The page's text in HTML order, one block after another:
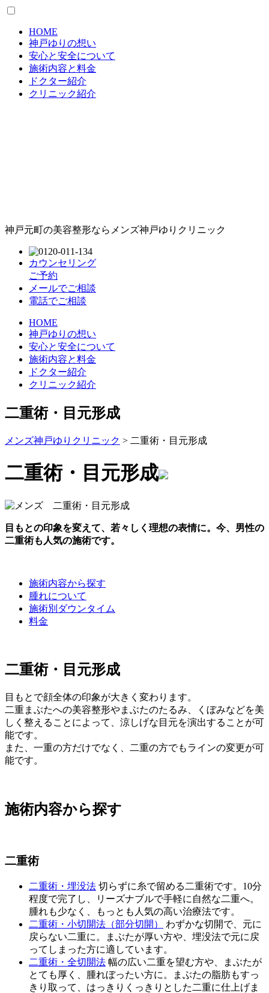
HOME
神戸ゆりの想い
安心と安全について
施術内容と料金
ドクター紹介
クリニック紹介
神戸元町の美容整形ならメンズ神戸ゆりクリニック
カウンセリング
ご予約
メールでご相談
電話でご相談
HOME
神戸ゆりの想い
安心と安全について
施術内容と料金
ドクター紹介
クリニック紹介
二重術・目元形成
メンズ神戸ゆりクリニック > 二重術・目元形成
二重術・目元形成
目もとの印象を変えて、若々しく理想の表情に。今、男性の
二重術も人気の施術です。
施術内容から探す
腫れについて
施術別ダウンタイム
料金
二重術・目元形成
目もとで顔全体の印象が大きく変わります。
二重まぶたへの美容整形やまぶたのたるみ、くぼみなどを美
しく整えることによって、涼しげな目元を演出することが可
能です。
また、一重の方だけでなく、二重の方でもラインの変更が可
能です。
施術内容から探す
二重術
二重術・埋没法 切らずに糸で留める二重術です。10分
程度で完了し、リーズナブルで手軽に自然な二重へ。
腫れも少なく、もっとも人気の高い治療法です。
二重術・小切開法（部分切開）
わずかな切開で、元に
戻らない二重に。まぶたが厚い方や、埋没法で元に戻
ってしまった方に適しています。
二重術・全切開法 幅の広い二重を望む方や、まぶたが
とても厚く、腫れぼったい方に。まぶたの脂肪もすっ
きり取って、はっきりくっきりとした二重に仕上げま